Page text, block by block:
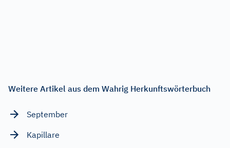
Weitere Artikel aus dem Wahrig Herkunftswörterbuch
September
Kapillare